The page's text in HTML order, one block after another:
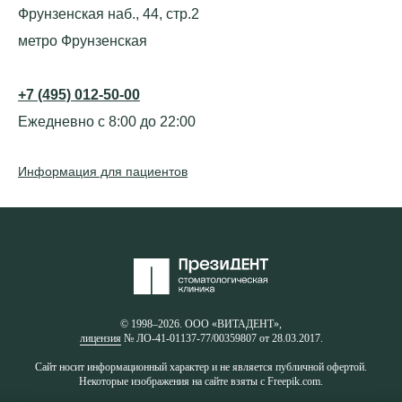
Фрунзенская наб., 44, стр.2
метро Фрунзенская
+7 (495) 012-50-00
Ежедневно с 8:00 до 22:00
Информация для пациентов
© 1998–2026. ООО «ВИТАДЕНТ»,
лицензия № ЛО-41-01137-77/00359807 от 28.03.2017.
Сайт носит информационный характер и не является публичной офертой.
Некоторые изображения на сайте взяты с Freepik.com.